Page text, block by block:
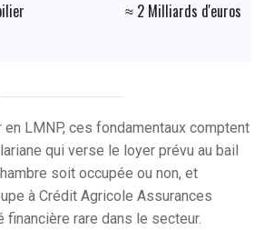
≈ 2 Milliards d'euros
LMNP, ces fondamentaux comptent
qui verse le loyer prévu au bail
soit occupée ou non, et
à Crédit Agricole Assurances
rare dans le secteur.